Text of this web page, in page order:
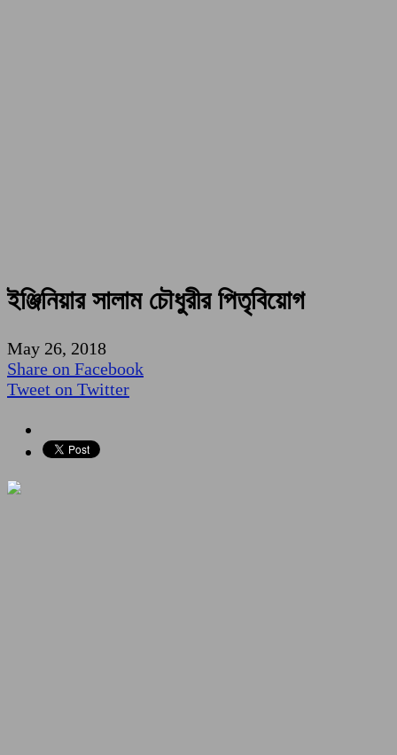
ইঞ্জিনিয়ার সালাম চৌধুরীর পিতৃবিয়োগ
May 26, 2018
Share on Facebook
Tweet on Twitter